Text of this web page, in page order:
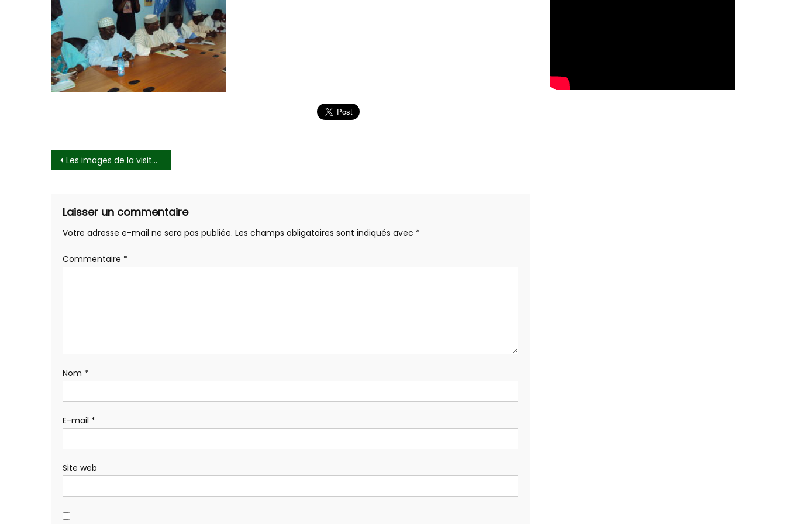
Navigation
l’article
Les images de la visite de courtoisie du PRD au Parti FARE
Laisser un commentaire
Votre adresse e-mail ne sera pas publiée. Les champs obligatoires sont indiqués avec *
Commentaire *
Nom *
E-mail *
Site web